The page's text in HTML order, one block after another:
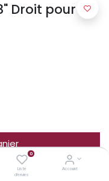
0
Liste
d'envies
Account
Droit pour